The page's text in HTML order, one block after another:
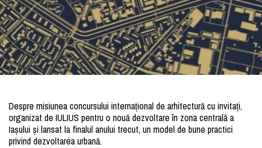
Despre misiunea concursului internațional de arhitectură cu invitați,
organizat de IULIUS pentru o nouă dezvoltare în zona centrală a
Iașului și lansat la finalul anului trecut, un model de bune practici
privind dezvoltarea urbană.